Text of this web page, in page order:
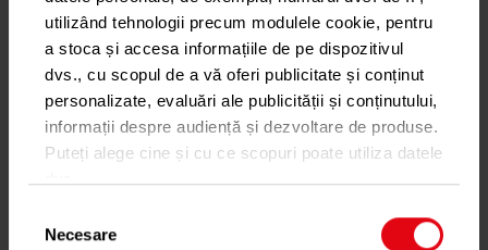
utilizând tehnologii precum modulele cookie, pentru
a stoca și accesa informațiile de pe dispozitivul
dvs., cu scopul de a vă oferi publicitate și conținut
personalizate, evaluări ale publicității și conținutului,
informații despre audiență și dezvoltare de produse.
Puteți alege cine și cu ce scopuri poate utiliza datele
Dacă ne permiteți, am dori, de asemenea:
consimțământului
Necesare